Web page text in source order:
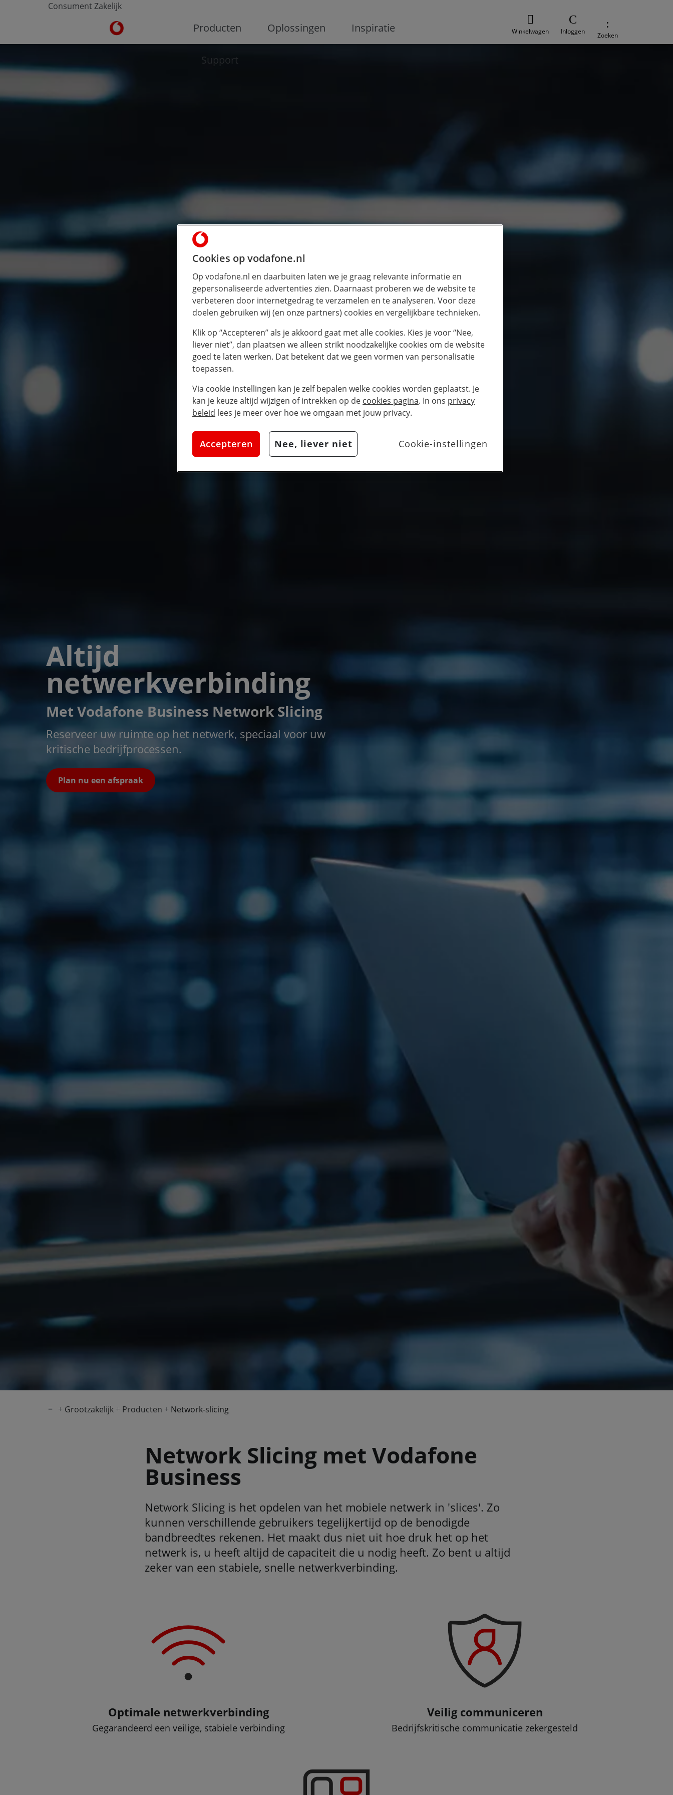
Consument Zakelijk
Ga naar de Vodafone homepage
Producten Oplossingen Inspiratie
Support
Winkelwagen Inloggen Zoeken
Altijd
netwerkverbinding
Met Vodafone Business Network Slicing
Reserveer uw ruimte op het netwerk, speciaal voor uw
kritische bedrijfprocessen.
Plan nu een afspraak
Grootzakelijk Producten Network-slicing
Network Slicing met Vodafone
Business
Network Slicing is het opdelen van het mobiele netwerk in 'slices'. Zo
kunnen verschillende gebruikers tegelijkertijd op de benodigde
bandbreedtes rekenen. Het maakt dus niet uit hoe druk het op het
netwerk is, u heeft altijd de capaciteit die u nodig heeft. Zo bent u altijd
zeker van een stabiele, snelle netwerkverbinding.
Optimale netwerkverbinding
Gegarandeerd een veilige, stabiele verbinding
Veilig communiceren
Bedrijfskritische communicatie zekergesteld
Cookies op vodafone.nl
Op vodafone.nl en daarbuiten laten we je graag relevante informatie en
gepersonaliseerde advertenties zien. Daarnaast proberen we de website te
verbeteren door internetgedrag te verzamelen en te analyseren. Voor deze
doelen gebruiken wij (en onze partners) cookies en vergelijkbare technieken.
Klik op “Accepteren” als je akkoord gaat met alle cookies. Kies je voor “Nee,
liever niet”, dan plaatsen we alleen strikt noodzakelijke cookies om de website
goed te laten werken. Dat betekent dat we geen vormen van personalisatie
toepassen.
Via cookie instellingen kan je zelf bepalen welke cookies worden geplaatst. Je
kan je keuze altijd wijzigen of intrekken op de cookies pagina. In ons privacy
beleid lees je meer over hoe we omgaan met jouw privacy.
Accepteren Nee, liever niet Cookie-instellingen